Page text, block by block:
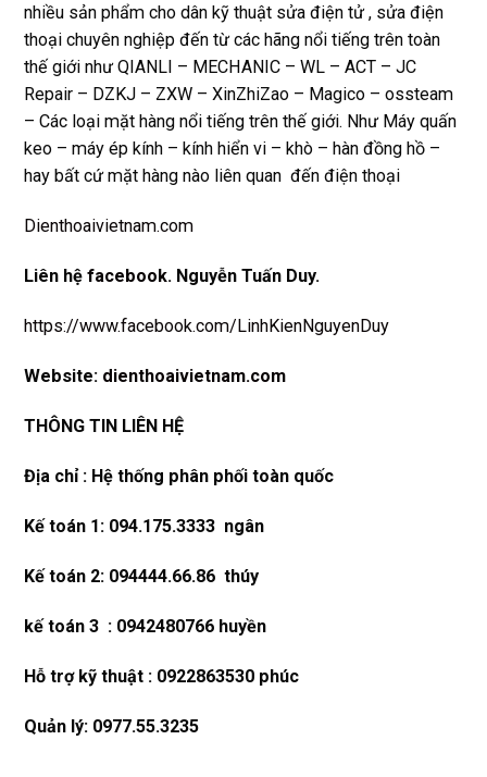
nhiều sản phẩm cho dân kỹ thuật sửa điện tử , sửa điện
thoại chuyên nghiệp đến từ các hãng nổi tiếng trên toàn
thế giới như QIANLI – MECHANIC – WL – ACT – JC
Repair – DZKJ – ZXW – XinZhiZao – Magico – ossteam
– Các loại mặt hàng nổi tiếng trên thế giới. Như Máy quấn
keo – máy ép kính – kính hiển vi – khò – hàn đồng hồ –
hay bất cứ mặt hàng nào liên quan đến điện thoại
Dienthoaivietnam.com
Liên hệ facebook. Nguyễn Tuấn Duy.
https://www.facebook.com/LinhKienNguyenDuy
Website: dienthoaivietnam.com
THÔNG TIN LIÊN HỆ
Địa chỉ : Hệ thống phân phối toàn quốc
Kế toán 1: 094.175.3333 ngân
Kế toán 2: 094444.66.86 thúy
kế toán 3 : 0942480766 huyền
Hỗ trợ kỹ thuật : 0922863530 phúc
Quản lý: 0977.55.3235